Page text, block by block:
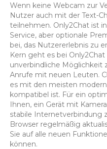
Wenn keine Webcam zur
Nutzer auch mit der Text-
teilnehmen. Only2Chat ist
Service, aber optionale
bei, das Nutzererlebnis zu
Kern geht es bei
unverbindliche Möglichkeit
Anrufe mit neuen Leuten.
es mit den meisten
kompatibel ist. Für ein
Ihnen, ein Gerät mit
stabile Internetverbindung
Browser regelmäßig
Sie auf alle neuen
können.